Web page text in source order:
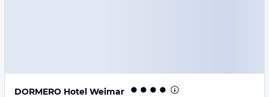
DORMERO Hotel Weimar